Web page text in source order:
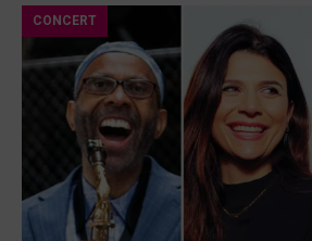
CONCERT